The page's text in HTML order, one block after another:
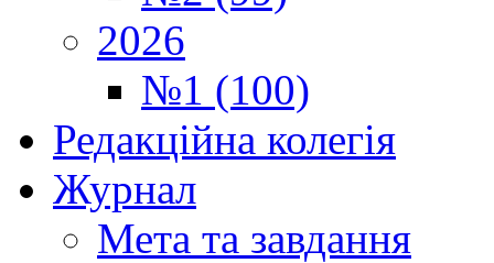
2026
№1 (100)
Редакційна колегія
Журнал
Мета та завдання